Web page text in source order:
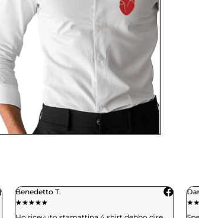
Daniele C.
★★★